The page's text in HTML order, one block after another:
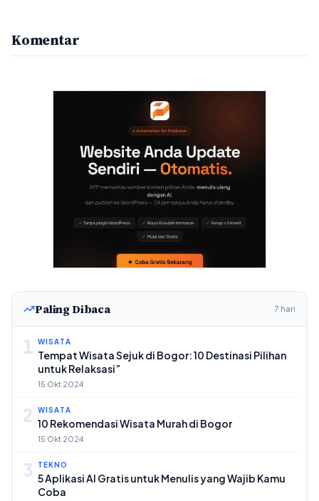
Komentar
Paling Dibaca 7 hari
1 WISATA
Tempat Wisata Sejuk di Bogor: 10 Destinasi Pilihan
untuk Relaksasi”
15 Okt 2024
2 WISATA
10 Rekomendasi Wisata Murah di Bogor
15 Okt 2024
3 TEKNO
5 Aplikasi AI Gratis untuk Menulis yang Wajib Kamu
Coba